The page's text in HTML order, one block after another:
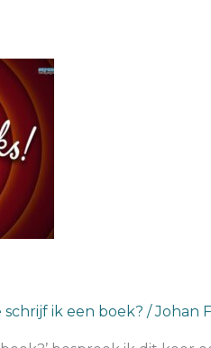
schrijf ik een boek? /Johan